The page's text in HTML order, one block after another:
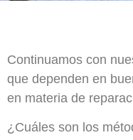
Continuamos con
que dependen en
en materia de
¿Cuáles son los